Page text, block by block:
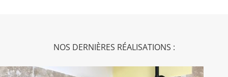
NOS DERNIÈRES RÉALISATIONS :